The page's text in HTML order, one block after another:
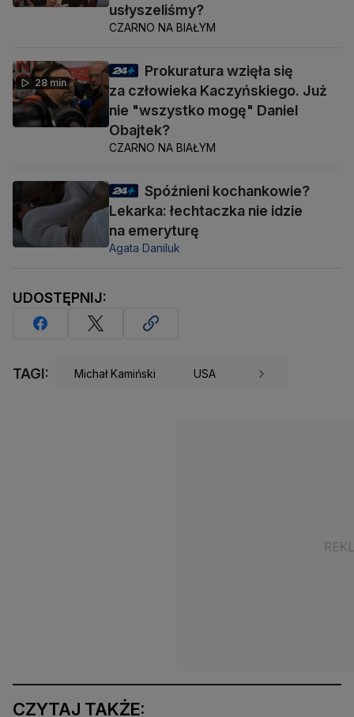
usłyszeliśmy?
CZARNO NA BIAŁYM
28 min
Prokuratura wzięła się
za człowieka Kaczyńskiego. Już
nie "wszystko mogę" Daniel
Obajtek?
CZARNO NA BIAŁYM
Spóźnieni kochankowie?
Lekarka: łechtaczka nie idzie
na emeryturę
Agata Daniluk
UDOSTĘPNIJ:
TAGI: Michał Kamiński USA
CZYTAJ TAKŻE: